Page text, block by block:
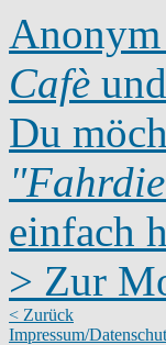
Cafè
Du
einfach
> Zur
< Zurück
Impressum/